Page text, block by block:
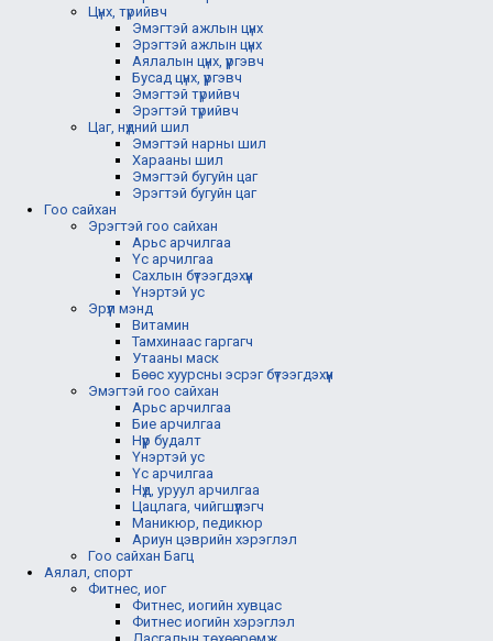
Цүнх, түрийвч
Эмэгтэй ажлын цүнх
Эрэгтэй ажлын цүнх
Аялалын цүнх, үүргэвч
Бусад цүнх, үүргэвч
Эмэгтэй түрийвч
Эрэгтэй түрийвч
Цаг, нүдний шил
Эмэгтэй нарны шил
Харааны шил
Эмэгтэй бугуйн цаг
Эрэгтэй бугуйн цаг
Гоо сайхан
Эрэгтэй гоо сайхан
Арьс арчилгаа
Үс арчилгаа
Сахлын бүтээгдэхүүн
Үнэртэй ус
Эрүүл мэнд
Витамин
Тамхинаас гаргагч
Утааны маск
Бөөс хуурсны эсрэг бүтээгдэхүүн
Эмэгтэй гоо сайхан
Арьс арчилгаа
Бие арчилгаа
Нүүр будалт
Үнэртэй ус
Үс арчилгаа
Нүд, уруул арчилгаа
Цацлага, чийгшүүлэгч
Маникюр, педикюр
Ариун цэврийн хэрэглэл
Гоо сайхан Багц
Аялал, спорт
Фитнес, иог
Фитнес, иогийн хувцас
Фитнес иогийн хэрэглэл